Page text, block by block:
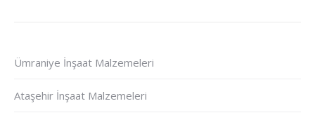
Ümraniye İnşaat Malzemeleri
Ataşehir İnşaat Malzemeleri